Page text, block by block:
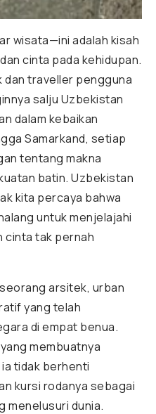
wisata—ini adalah kisah
cinta pada kehidupan.
dan traveller pengguna
salju Uzbekistan
dalam kebaikan
Samarkand, setiap
tentang makna
batin. Uzbekistan
kita percaya bahwa
untuk menjelajahi
cinta tak pernah
arsitek, urban
yang telah
di empat benua.
membuatnya
tidak berhenti
kursi rodanya sebagai
menelusuri dunia.